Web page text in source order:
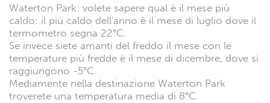
Waterton Park: volete sapere qual è il mese più
caldo: il più caldo dell'anno è il mese di luglio dove il
termometro segna 22°C.
Se invece siete amanti del freddo il mese con le
temperature più fredde è il mese di dicembre, dove si
raggiungono -5°C.
Mediamente nella destinazione Waterton Park
troverete una temperatura media di 8°C.